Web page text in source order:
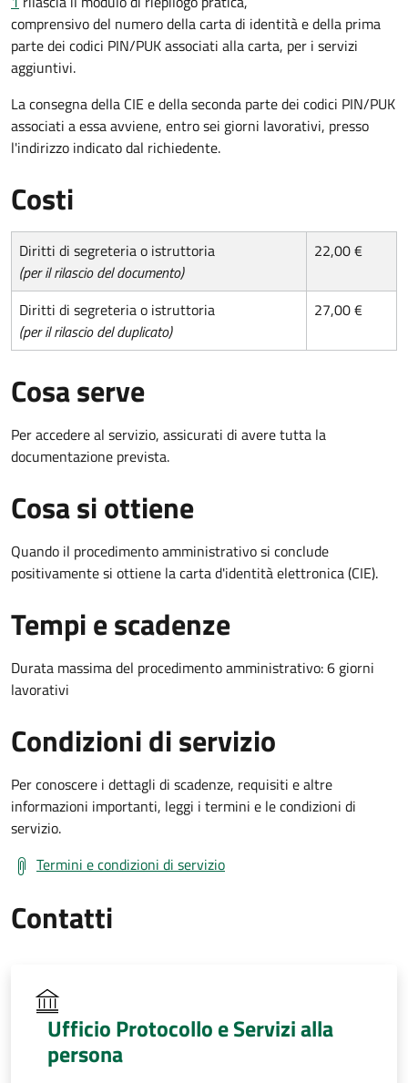
comprensivo del numero della carta di identità e della prima
parte dei codici PIN/PUK associati alla carta, per i servizi
aggiuntivi.
La consegna della CIE e della seconda parte dei codici PIN/PUK
associati a essa avviene, entro sei giorni lavorativi, presso
l'indirizzo indicato dal richiedente.
Costi
Diritti di segreteria o istruttoria
(per il rilascio del documento)
22,00 €
Diritti di segreteria o istruttoria
(per il rilascio del duplicato)
27,00 €
Cosa serve
Per accedere al servizio, assicurati di avere tutta la
documentazione prevista.
Cosa si ottiene
Quando il procedimento amministrativo si conclude
positivamente si ottiene la carta d'identità elettronica (CIE).
Tempi e scadenze
Durata massima del procedimento amministrativo: 6 giorni
lavorativi
Condizioni di servizio
Per conoscere i dettagli di scadenze, requisiti e altre
informazioni importanti, leggi i termini e le condizioni di
servizio.
Termini e condizioni di servizio
Contatti
Ufficio Protocollo e Servizi alla
persona